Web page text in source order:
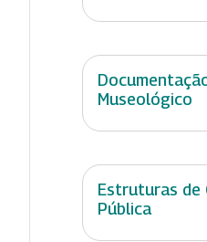
Museológico
Estruturas de
Pública